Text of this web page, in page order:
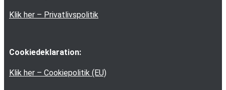
Klik her – Privatlivspolitik
Cookiedeklaration:
Klik her – Cookiepolitik (EU)